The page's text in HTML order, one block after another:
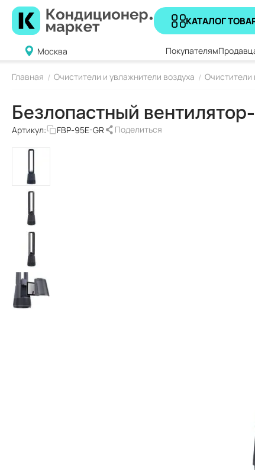
КАТАЛОГ
Москва Покупателям
Главная / Очистители и увлажнители воздуха / Очистители
Безлопастный
Артикул: FBP-95E-GR Поделиться